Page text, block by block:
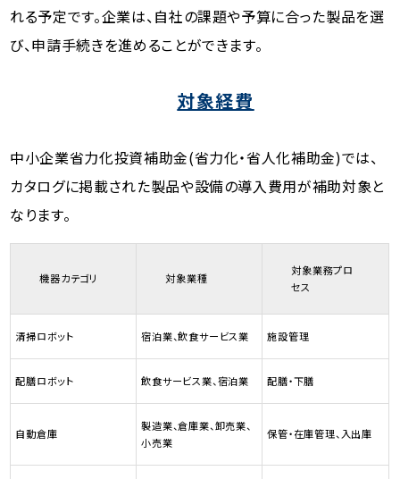
れる予定です。企業は、自社の課題や予算に合った製品を選
び、申請手続きを進めることができます。
対象経費
中小企業省力化投資補助金(省力化・省人化補助金)では、
カタログに掲載された製品や設備の導入費用が補助対象と
なります。
機器カテゴリ 対象業種
対象業務プロ
セス
清掃ロボット 宿泊業、飲食サービス業 施設管理
配膳ロボット 飲食サービス業、宿泊業 配膳・下膳
自動倉庫
製造業、倉庫業、卸売業、
小売業
保管・在庫管理、入出庫